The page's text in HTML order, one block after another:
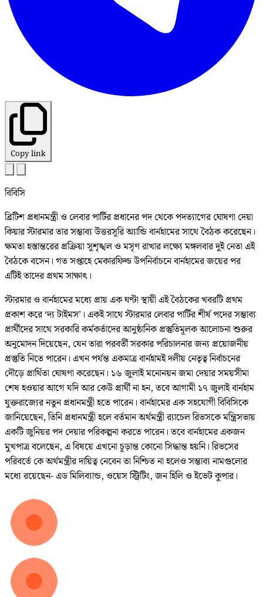
Copy link
বিবিসি
ব্রিটিশ প্রধানমন্ত্রী ও লেবার পার্টির প্রধানের পদ থেকে পদত্যাগের ঘোষণা দেয়া
কিয়ার স্টারমার তার সম্ভাব্য উত্তরসূরি অ্যান্ডি বার্নহামের সাথে বৈঠক করেছেন।
ক্ষমতা হস্তান্তরের প্রক্রিয়া সুশৃঙ্খল ও মসৃণ রাখার লক্ষ্যে মঙ্গলবার দুই নেতা এই
বৈঠকে বসেন। গত সপ্তাহে মেকারফিল্ড উপনির্বাচনে বার্নহামের জয়ের পর
এটিই তাদের প্রথম সাক্ষাৎ।
স্টারমার ও বার্নহামের মধ্যে প্রায় এক ঘণ্টা স্থায়ী এই বৈঠকের খবরটি প্রথম
প্রকাশ করে ‘দ্য টাইমস’। একই সাথে স্টারমার লেবার পার্টির শীর্ষ পদের সম্ভাব্য
প্রার্থীদের সাথে সরকারি কর্মকর্তাদের আনুষ্ঠানিক প্রস্তুতিমূলক আলোচনা শুরুর
অনুমোদন দিয়েছেন, যেন তারা পরবর্তী সরকার পরিচালনার জন্য প্রয়োজনীয়
প্রস্তুতি নিতে পারেন। এখন পর্যন্ত একমাত্র বার্নহামই দলীয় নেতৃত্ব নির্বাচনের
দৌড়ে প্রার্থিতা ঘোষণা করেছেন। ১৬ জুলাই মনোনয়ন জমা দেয়ার সময়সীমা
শেষ হওয়ার আগে যদি আর কেউ প্রার্থী না হন, তবে আগামী ১৭ জুলাই বার্নহাম
যুক্তরাজ্যের নতুন প্রধানমন্ত্রী হতে পারেন। বার্নহামের এক সহযোগী বিবিসিকে
জানিয়েছেন, তিনি প্রধানমন্ত্রী হলে বর্তমান অর্থমন্ত্রী র‌্যাচেল রিভসকে মন্ত্রিসভায়
একটি জুনিয়র পদ দেয়ার পরিকল্পনা করতে পারেন। তবে বার্নহামের একজন
মুখপাত্র বলেছেন, এ বিষয়ে এখনো চূড়ান্ত কোনো সিদ্ধান্ত হয়নি। রিভসের
পরিবর্তে কে অর্থমন্ত্রীর দায়িত্ব নেবেন তা নিশ্চিত না হলেও সম্ভাব্য নামগুলোর
মধ্যে রয়েছেন- এড মিলিব্যান্ড, ওয়েস স্ট্রিটিং, জন হিলি ও ইভেট কুপার।